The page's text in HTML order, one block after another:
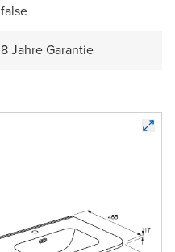
false
8 Jahre Garantie